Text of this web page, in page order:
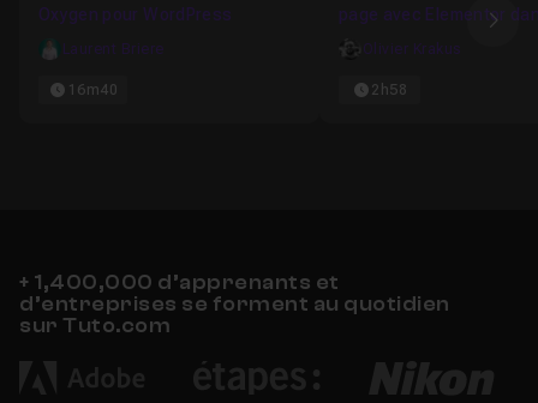
Oxygen pour WordPress
Laurent Briere
16m40
page avec Elementor
WordPress
Olivier Krakus
2h58
+ 1,400,000 d’apprenants et
d’entreprises se forment au quotidien
sur Tuto.com